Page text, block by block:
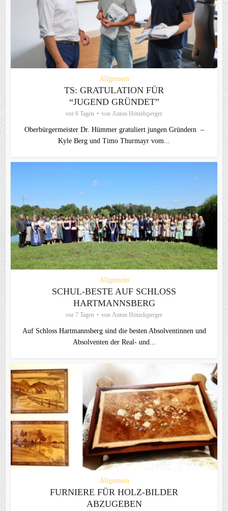
Allgemein
TS: GRATULATION FÜR
“JUGEND GRÜNDET”
vor 6 Tagen von Anton Hötzelsperger
Oberbürgermeister Dr. Hümmer gratuliert jungen Gründern –
Kyle Berg und Timo Thurmayr vom...
Allgemein
SCHUL-BESTE AUF SCHLOSS
HARTMANNSBERG
vor 7 Tagen von Anton Hötzelsperger
Auf Schloss Hartmannsberg sind die besten Absolventinnen und
Absolventen der Real- und...
Allgemein
FURNIERE FÜR HOLZ-BILDER
ABZUGEBEN